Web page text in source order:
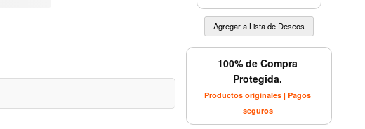
100% de Compra
Protegida.
Productos originales | Pagos
seguros